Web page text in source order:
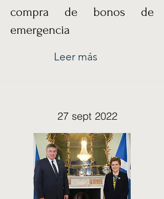
compra de bonos de
emergencia
Leer más
27 sept 2022